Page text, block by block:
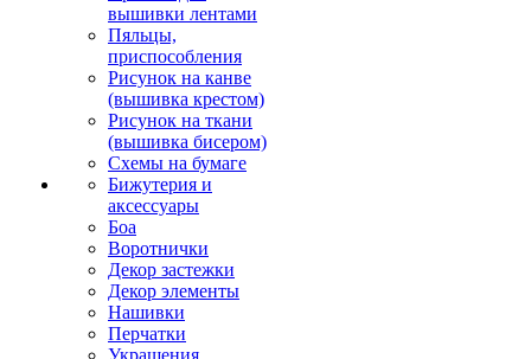
вышивки лентами
Пяльцы,
приспособления
Рисунок на канве
(вышивка крестом)
Рисунок на ткани
(вышивка бисером)
Схемы на бумаге
Бижутерия и
аксессуары
Боа
Воротнички
Декор застежки
Декор элементы
Нашивки
Перчатки
Украшения